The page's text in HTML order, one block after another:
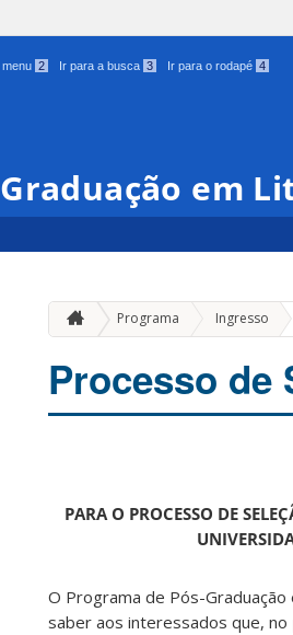
menu 2 Ir para a busca 3 Ir para o rodapé 4
em
Programa Ingresso
Processo de
PARA O PROCESSO DE
O Programa de Pós-Graduação
saber aos interessados que, no